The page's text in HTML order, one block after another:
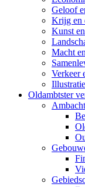
Geloof
Krijg en
Kunst
Macht
Verkeer
Oldambtster